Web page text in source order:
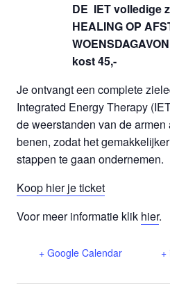
DE IET volledige
HEALING OP
kost 45,-
Je ontvangt een complete
Integrated Energy Therapy
de weerstanden van de
benen, zodat het
stappen te gaan ondernemen.
Koop hier je ticket
Voor meer informatie klik hier.
+ Google Calendar +